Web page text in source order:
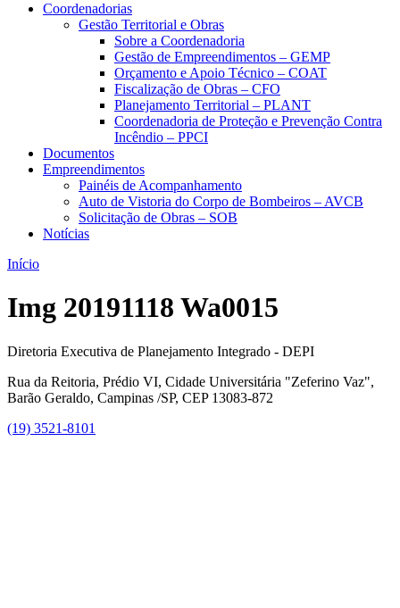
Coordenadorias
Gestão Territorial e Obras
Sobre a Coordenadoria
Gestão de Empreendimentos – GEMP
Orçamento e Apoio Técnico – COAT
Fiscalização de Obras – CFO
Planejamento Territorial – PLANT
Coordenadoria de Proteção e Prevenção Contra
Incêndio – PPCI
Documentos
Empreendimentos
Painéis de Acompanhamento
Auto de Vistoria do Corpo de Bombeiros – AVCB
Solicitação de Obras – SOB
Notícias
Início
Img 20191118 Wa0015
Diretoria Executiva de Planejamento Integrado - DEPI
Rua da Reitoria, Prédio VI, Cidade Universitária "Zeferino Vaz",
Barão Geraldo, Campinas /SP, CEP 13083-872
(19) 3521-8101